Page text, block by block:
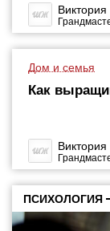
Дом и семья
Как
ПСИХОЛОГИЯ